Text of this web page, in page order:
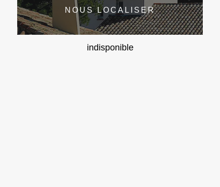
NOUS LOCALISER
indisponible